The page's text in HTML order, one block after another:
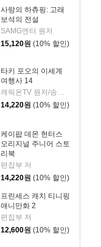
사랑의 하츄핑: 고래
보석의 전설
SAMG엔터 원저
15,120원 (10% 할인)
타키 포오의 이세계
여행사 14
캐릭온TV 원저/송도수 글/이지운 그림
14,220원 (10% 할인)
케이팝 데몬 헌터스
오리지널 주니어 스토
리북
편집부 저
14,220원 (10% 할인)
프린세스 캐치 티니핑
애니만화 2
편집부 저
12,600원 (10% 할인)
| 대원씨아이(단행)(대원